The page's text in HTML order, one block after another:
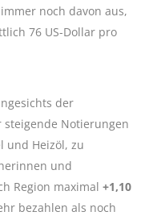
noch davon aus,
76 US-Dollar pro
der
Notierungen
und Heizöl, zu
und
Region maximal +1,10
bezahlen als noch